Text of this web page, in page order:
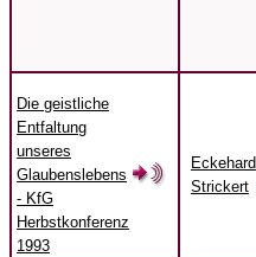
Die geistliche
Entfaltung
unseres
Glaubenslebens
- KfG
Herbstkonferenz
1993
Eckehard
Strickert